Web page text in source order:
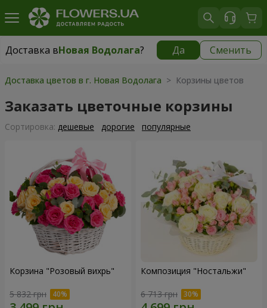
Доставка вНовая Водолага? Да Сменить
Доставка вНовая Водолага|754 грн
Доставка цветов в г. Новая Водолага > Корзины цветов
Заказать цветочные корзины
Cортировка: дешевые дорогие популярные
Корзина "Розовый вихрь"
5 832 грн
Композиция "Ностальжи"
6 713 грн